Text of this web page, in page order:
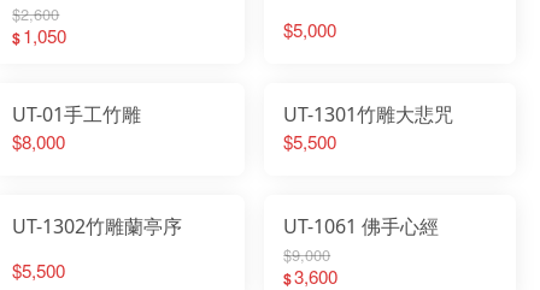
$2,600
$1,050 $5,000
UT-01手工竹雕
$8,000
UT-1301竹雕大悲咒
$5,500
UT-1302竹雕蘭亭序
$5,500
UT-1061 佛手心經
$9,000
$3,600